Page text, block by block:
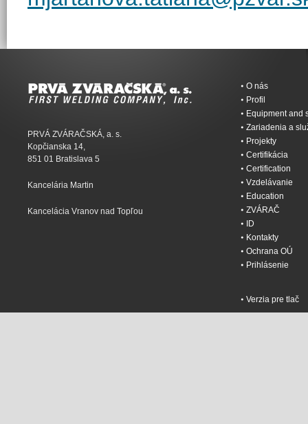
PRVÁ ZVÁRAČSKÁ, a. s.
Kopčianska 14,
851 01 Bratislava 5
Kancelária Martin
Kancelácia Vranov nad Topľou
O nás
Profil
Equipment and
Zariadenia a
Projekty
Certifikácia
Certification
Vzdelávanie
Education
ZVÁRAČ
ID
Kontakty
Ochrana OÚ
Prihlásenie
Verzia pre tlač